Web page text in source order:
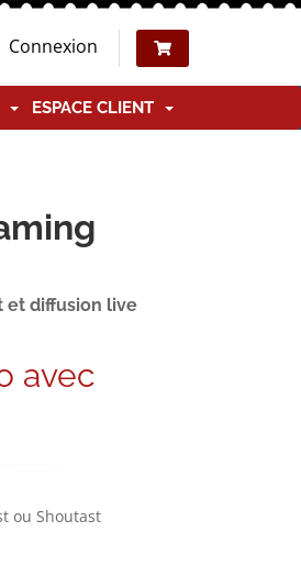
Connexion
ESPACE CLIENT
et diffusion live
avec
ou Shoutast